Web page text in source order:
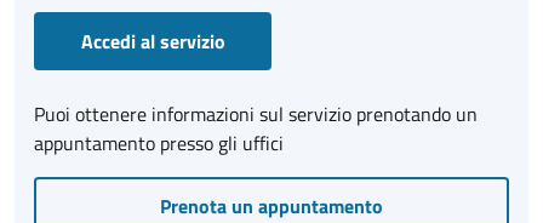
Accedi al servizio
Puoi ottenere informazioni sul servizio prenotando un
appuntamento presso gli uffici
Prenota un appuntamento